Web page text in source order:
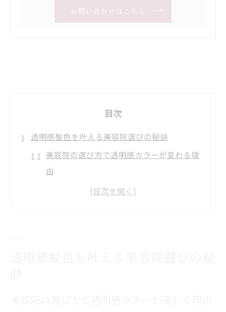
お問い合わせはこちら
目次
透明感髪色を叶える美容院選びの秘訣
美容院の選び方で透明感カラーが変わる理
由
アディクシーカラー対応の美容院を見極め